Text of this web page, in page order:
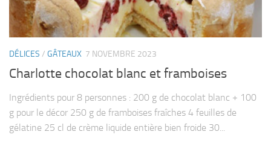
DÉLICES / GÂTEAUX 7 NOVEMBRE 2023
Charlotte chocolat blanc et framboises
Ingrédients pour 8 personnes : 200 g de chocolat blanc + 100
g pour le décor 250 g de framboises fraîches 4 feuilles de
gélatine 25 cl de crème liquide entière bien froide 30...